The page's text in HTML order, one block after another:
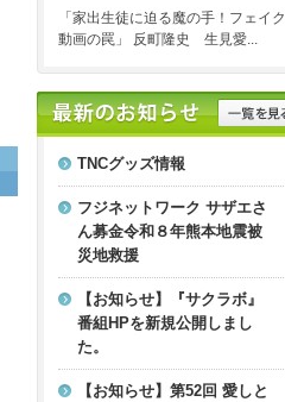
「家出生徒に迫る魔の手！フェイク
動画の罠」 反町隆史 生見愛...
TNCグッズ情報
フジネットワーク サザエさ
ん募金令和８年熊本地震被
災地救援
【お知らせ】『サクラボ』
番組HPを新規公開しまし
た。
【お知らせ】第52回 愛しと